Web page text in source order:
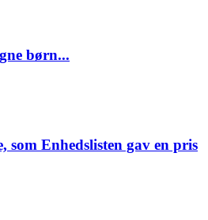
børn...
Enhedslisten gav en pris